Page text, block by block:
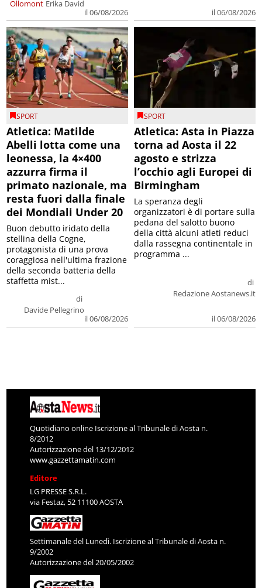
Ollomont Erika David
il 06/08/2026
il 06/08/2026
SPORT
Atletica: Matilde
Abelli lotta come una
leonessa, la 4×400
azzurra firma il
primato nazionale, ma
resta fuori dalla finale
dei Mondiali Under 20
di
Davide Pellegrino
il 06/08/2026
Buon debutto iridato della
stellina della Cogne,
protagonista di una prova
coraggiosa nell'ultima frazione
della seconda batteria della
staffetta mist...
SPORT
Atletica: Asta in Piazza
torna ad Aosta il 22
agosto e strizza
l’occhio agli Europei di
Birmingham
di
Redazione Aostanews.it
il 06/08/2026
La speranza degli
organizzatori è di portare sulla
pedana del salotto buono
della città alcuni atleti reduci
dalla rassegna continentale in
programma ...
Quotidiano online Iscrizione al Tribunale di Aosta n.
8/2012
Autorizzazione del 13/12/2012
www.gazzettamatin.com
Editore
LG PRESSE S.R.L.
via Festaz, 52 11100 AOSTA
Settimanale del Lunedì. Iscrizione al Tribunale di Aosta n.
9/2002
Autorizzazione del 20/05/2002